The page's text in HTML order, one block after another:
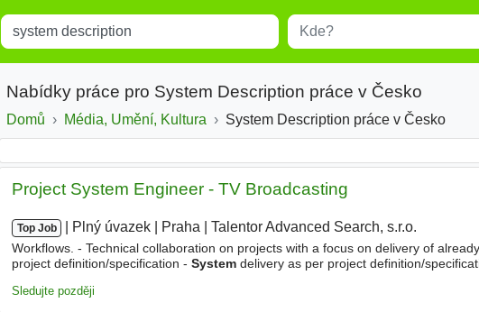
Title Místo
Nabídky práce pro System Description práce v Česko
Domů Média, Umění, Kultura System Description práce v Česko
Project System Engineer - TV Broadcasting
Top Job Plný úvazek Praha Talentor Advanced Search, s.r.o.
Workflows. - Technical collaboration on projects with a focus on delivery of
project definition/specification - Systemdelivery as per project definition/
Sledujte později